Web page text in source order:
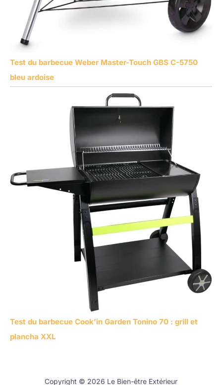
Test du barbecue Weber Master-Touch GBS C-5750
bleu ardoise
Test du barbecue Cook’in Garden Tonino 70 : grill et
plancha XXL
Copyright © 2026 Le Bien-être Extérieur